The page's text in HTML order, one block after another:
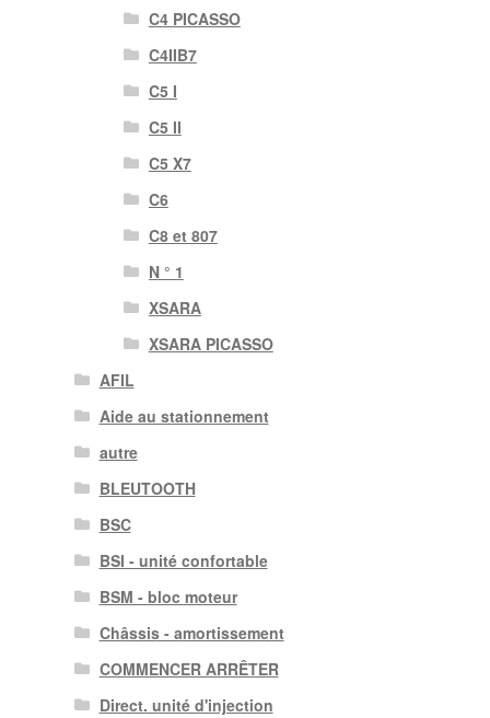
C4 PICASSO
C4IIB7
C5 I
C5 II
C5 X7
C6
C8 et 807
N ° 1
XSARA
XSARA PICASSO
AFIL
Aide au stationnement
autre
BLEUTOOTH
BSC
BSI - unité confortable
BSM - bloc moteur
Châssis - amortissement
COMMENCER ARRÊTER
Direct. unité d'injection